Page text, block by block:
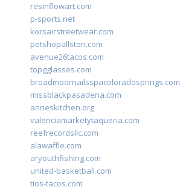
resinflowart.com
p-sports.net
korsairstreetwear.com
petshopallston.com
avenue26tacos.com
topgglasses.com
broadmoornailsspacoloradosprings.com
missblackpasadena.com
anneskitchen.org
valenciamarketytaqueria.com
reefrecordsllc.com
alawaffle.com
aryouthfishing.com
united-basketball.com
tios-tacos.com